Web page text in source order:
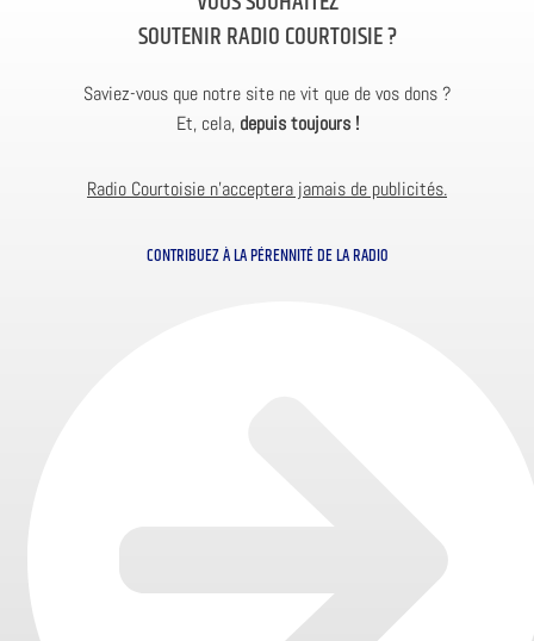
SOUTENIR RADIO COURTOISIE ?
Saviez-vous que notre site ne vit que de vos dons ?
Et, cela, depuis toujours !
Radio Courtoisie n’acceptera jamais de publicités.
CONTRIBUEZ À LA PÉRENNITÉ DE LA RADIO